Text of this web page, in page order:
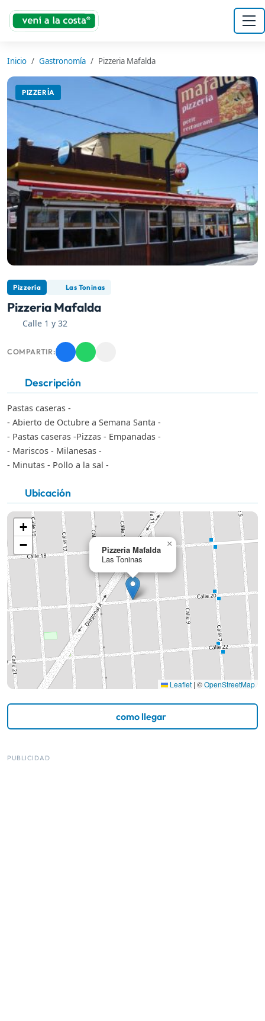
Inicio Gastronomía Pizzeria Mafalda
PIZZERÍA
Pizzería Las Toninas
Pizzeria Mafalda
Calle 1 y 32
COMPARTIR:
Descripción
Pastas caseras -
- Abierto de Octubre a Semana Santa -
- Pastas caseras -Pizzas - Empanadas -
- Mariscos - Milanesas -
- Minutas - Pollo a la sal -
Ubicación
Pizzeria Mafalda
Las Toninas
×
+
−
Leaflet | ©OpenStreetMap
como llegar
PUBLICIDAD